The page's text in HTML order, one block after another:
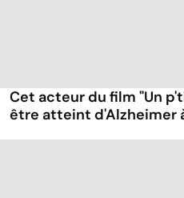
Cet acteur du film "Un
être atteint d'Alzheimer